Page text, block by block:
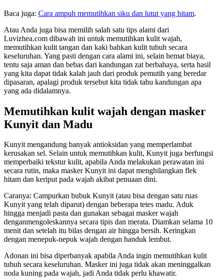
Baca juga: Cara ampuh memutihkan siku dan lutut yang hitam.
Atau Anda juga bisa memilih salah satu tips alami dari
Luvizhea.com dibawah ini untuk memutihkan kulit wajah,
memutihkan kulit tangan dan kaki bahkan kulit tubuh secara
keseluruhan. Yang pasti dengan cara alami ini, selain hemat biaya,
tentu saja aman dan bebas dari kandungan zat berbahaya, serta hasil
yang kita dapat tidak kalah jauh dari produk pemutih yang beredar
dipasaran, apalagi produk tersebut kita tidak tahu kandungan apa
yang ada didalamnya.
Memutihkan kulit wajah dengan masker
Kunyit dan Madu
Kunyit mengandung banyak antioksidan yang memperlambat
kerusakan sel. Selain untuk memutihkan kulit, Kunyit juga berfungsi
memperbaiki tekstur kulit, apabila Anda melakukan perawatan ini
secara rutin, maka masker Kunyit ini dapat menghilangkan flek
hitam dan keriput pada wajah akibat penuaan dini.
Caranya: Campurkan bubuk Kunyit (atau bisa dengan satu ruas
Kunyit yang telah diparut) dengan beberapa tetes madu. Aduk
hingga menjadi pasta dan gunakan sebagai masker wajah
denganmengoleskannya secara tipis dan merata. Diamkan selama 10
menit dan setelah itu bilas dengan air hingga bersih. Keringkan
dengan menepuk-nepuk wajah dengan handuk lembut.
Adonan ini bisa diperbanyak apabila Anda ingin memutihkan kulit
tubuh secara keseluruhan. Masker ini juga tidak akan meninggalkan
noda kuning pada wajah, jadi Anda tidak perlu khawatir.